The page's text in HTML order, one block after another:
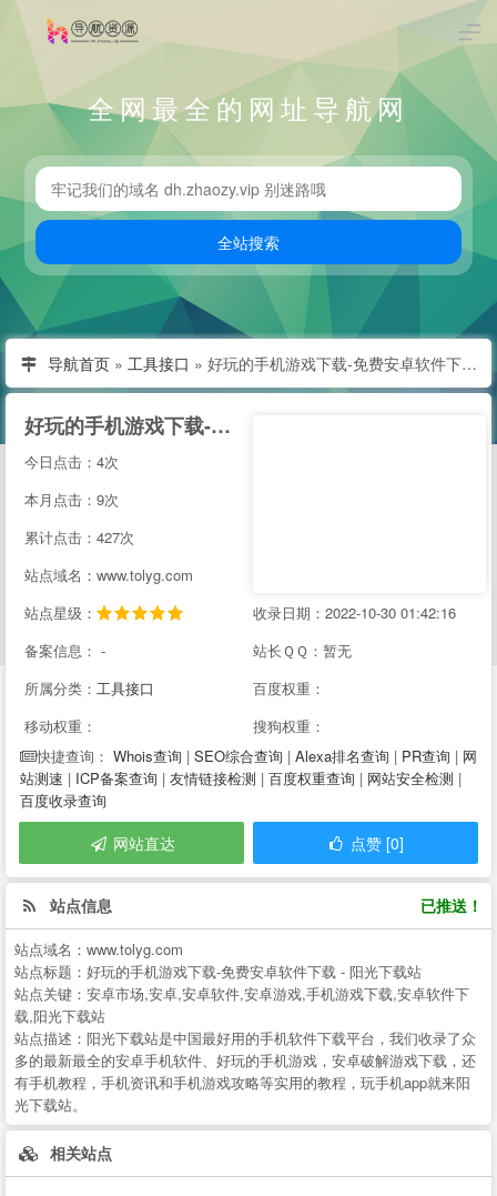
全网最全的网址导航网
导航首页 » 工具接口 » 好玩的手机游戏下载-免费安卓软件下载 - 阳光下载站
好玩的手机游戏下载-免费安卓软件下载 - 阳光下载站
今日点击：4次
本月点击：9次
累计点击：427次
站点域名：www.tolyg.com
站点星级：
收录日期：2022-10-30 01:42:16
备案信息： -
站长ＱＱ：暂无
所属分类： 工具接口
百度权重：
移动权重：
搜狗权重：
快捷查询： Whois查询 | SEO综合查询 | Alexa排名查询 | PR查询 | 网
站测速 | ICP备案查询 | 友情链接检测 | 百度权重查询 | 网站安全检测 |
百度收录查询
网站直达 点赞 [0]
站点信息 已推送！
站点域名： www.tolyg.com
站点标题： 好玩的手机游戏下载-免费安卓软件下载 - 阳光下载站
站点关键： 安卓市场,安卓,安卓软件,安卓游戏,手机游戏下载,安卓软件下
载,阳光下载站
站点描述： 阳光下载站是中国最好用的手机软件下载平台，我们收录了众
多的最新最全的安卓手机软件、好玩的手机游戏，安卓破解游戏下载，还
有手机教程，手机资讯和手机游戏攻略等实用的教程，玩手机app就来阳
光下载站。
相关站点